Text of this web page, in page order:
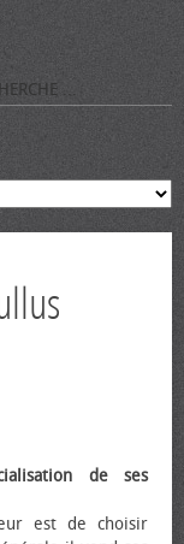
de ses
est de choisir